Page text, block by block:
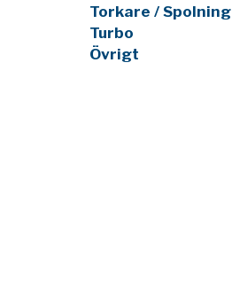
Torkare / Spolning
Turbo
Övrigt